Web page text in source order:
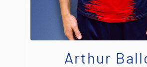
Arthur